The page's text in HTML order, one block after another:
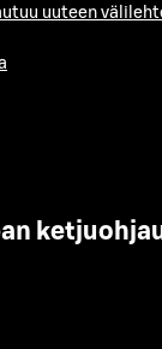
uuteen